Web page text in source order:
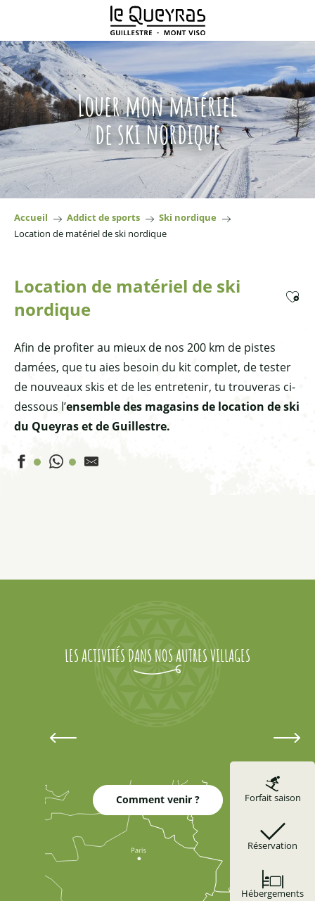
contenu
principal
Forfait saison
Réservation
Hébergements
Louer mon matériel
de ski nordique
Accueil Addict de sports
Ski nordique
Location de matériel de ski nordique
Location de matériel de ski
nordique
Afin de profiter au mieux de nos 200 km de pistes
damées, que tu aies besoin du kit complet, de tester
de nouveaux skis et de les entretenir, tu trouveras ci-
dessous l’ensemble des magasins de location de ski
du Queyras et de Guillestre.
Philip Sports
Intersport Montagne
Intersport La Cascade
LES ACTIVITÉS DANS NOS AUTRES VILLAGES
Comment venir ?